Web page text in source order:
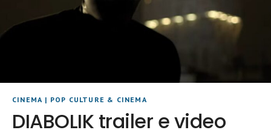
CINEMA | POP CULTURE & CINEMA
DIABOLIK trailer e video